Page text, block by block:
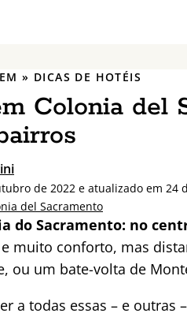
» DICAS DE HOTÉIS
Colonia del
de 2022 e atualizado em 24
del Sacramento
do Sacramento: no
muito conforto, mas
ou um bate-volta de
a todas essas – e